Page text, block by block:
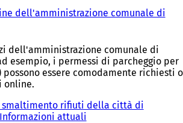
dell'amministrazione comunale di
dell'amministrazione comunale di
esempio, i permessi di parcheggio per
essere comodamente richiesti o
online.
smaltimento rifiuti della città di
Informazioni attuali